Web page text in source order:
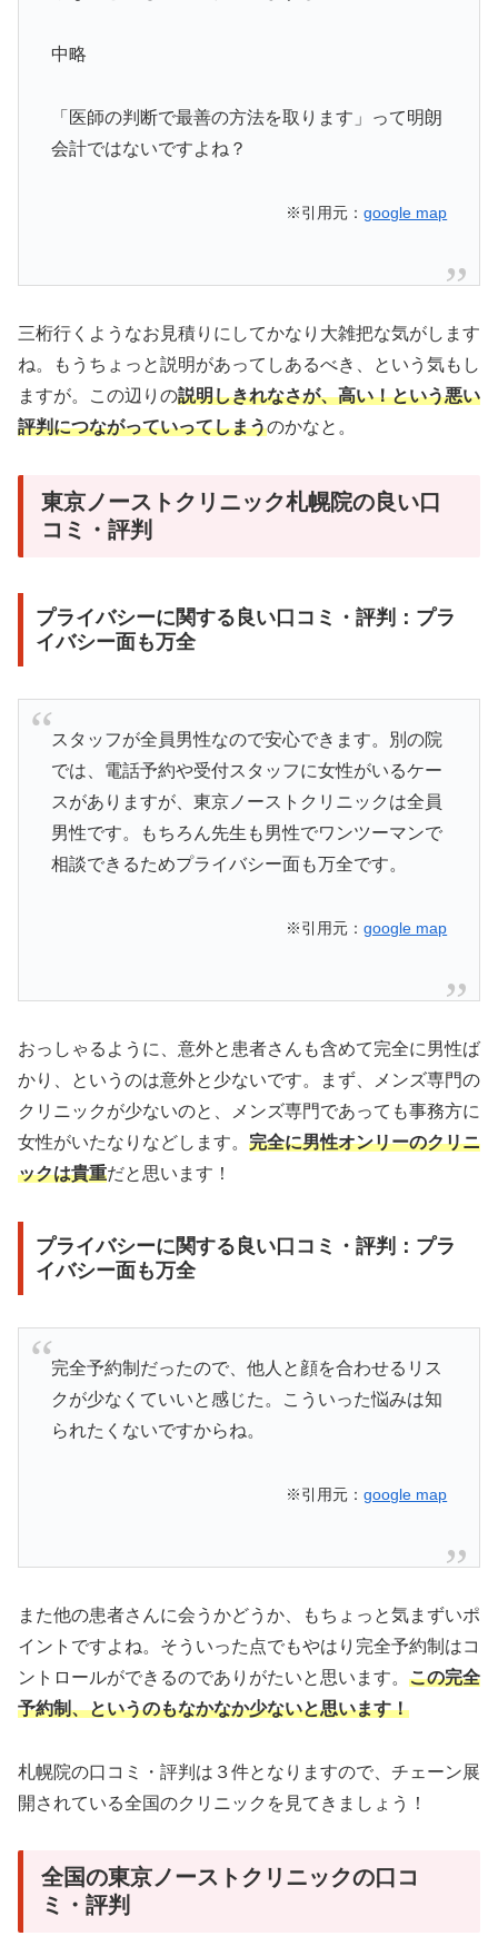
中略
「医師の判断で最善の方法を取ります」って明朗
会計ではないですよね？
※引用元：google map
三桁行くようなお見積りにしてかなり大雑把な気がします
ね。もうちょっと説明があってしあるべき、という気もし
ますが。この辺りの説明しきれなさが、高い！という悪い
評判につながっていってしまうのかなと。
東京ノーストクリニック札幌院の良い口
コミ・評判
プライバシーに関する良い口コミ・評判：プラ
イバシー面も万全
スタッフが全員男性なので安心できます。別の院
では、電話予約や受付スタッフに女性がいるケー
スがありますが、東京ノーストクリニックは全員
男性です。もちろん先生も男性でワンツーマンで
相談できるためプライバシー面も万全です。
※引用元：google map
おっしゃるように、意外と患者さんも含めて完全に男性ば
かり、というのは意外と少ないです。まず、メンズ専門の
クリニックが少ないのと、メンズ専門であっても事務方に
女性がいたなりなどします。 完全に男性オンリーのクリニ
ックは貴重だと思います！
プライバシーに関する良い口コミ・評判：プラ
イバシー面も万全
完全予約制だったので、他人と顔を合わせるリス
クが少なくていいと感じた。こういった悩みは知
られたくないですからね。
※引用元：google map
また他の患者さんに会うかどうか、もちょっと気まずいポ
イントですよね。そういった点でもやはり完全予約制はコ
ントロールができるのでありがたいと思います。 この完全
予約制、というのもなかなか少ないと思います！
札幌院の口コミ・評判は３件となりますので、チェーン展
開されている全国のクリニックを見てきましょう！
全国の東京ノーストクリニックの口コ
ミ・評判